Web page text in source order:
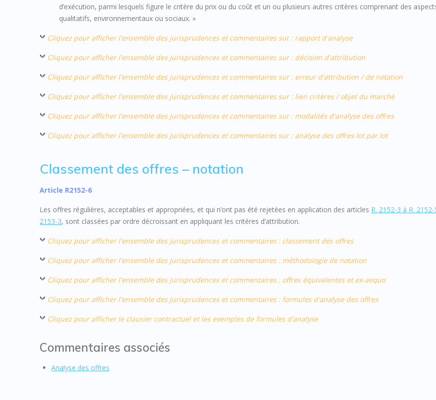
d’exécution, parmi lesquels figure le critère du prix ou du coût et un ou plusieurs autres critères comprenant des
qualitatifs, environnementaux ou sociaux. »
Cliquez pour afficher l'ensemble des jurisprudences et commentaires sur : rapport d'analyse
Cliquez pour afficher l'ensemble des jurisprudences et commentaires sur : décision d'attribution
Cliquez pour afficher l'ensemble des jurisprudences et commentaires sur : erreur d'attribution / de notation
Cliquez pour afficher l'ensemble des jurisprudences et commentaires sur : lien critères / objet du marché
Cliquez pour afficher l'ensemble des jurisprudences et commentaires sur : modalités d'analyse des offres
Cliquez pour afficher l'ensemble des jurisprudences et commentaires sur : analyse des offres lot par lot
Classement des offres – notation
Article R2152-6
Les offres régulières, acceptables et appropriées, et qui n’ont pas été rejetées en application des articles R. 2152-3 à R. 2152-
2153-3, sont classées par ordre décroissant en appliquant les critères d’attribution.
Cliquez pour afficher l'ensemble des jurisprudences et commentaires : classement des offres
Cliquez pour afficher l'ensemble des jurisprudences et commentaires : méthodologie de notation
Cliquez pour afficher l'ensemble des jurisprudences et commentaires : offres équivalentes et ex-aequo
Cliquez pour afficher l'ensemble des jurisprudences et commentaires : formules d'analyse des offres
Cliquez pour afficher le clausier contractuel et les exemples de formules d'analyse
Commentaires associés
Analyse des offres